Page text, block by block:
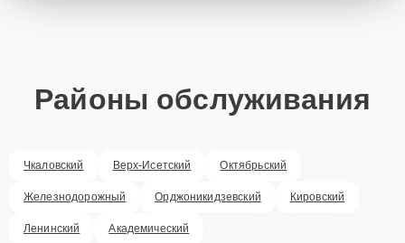
Районы обслуживания
Чкаловский Верх-Исетский Октябрьский
Железнодорожный Орджоникидзевский Кировский
Ленинский Академический